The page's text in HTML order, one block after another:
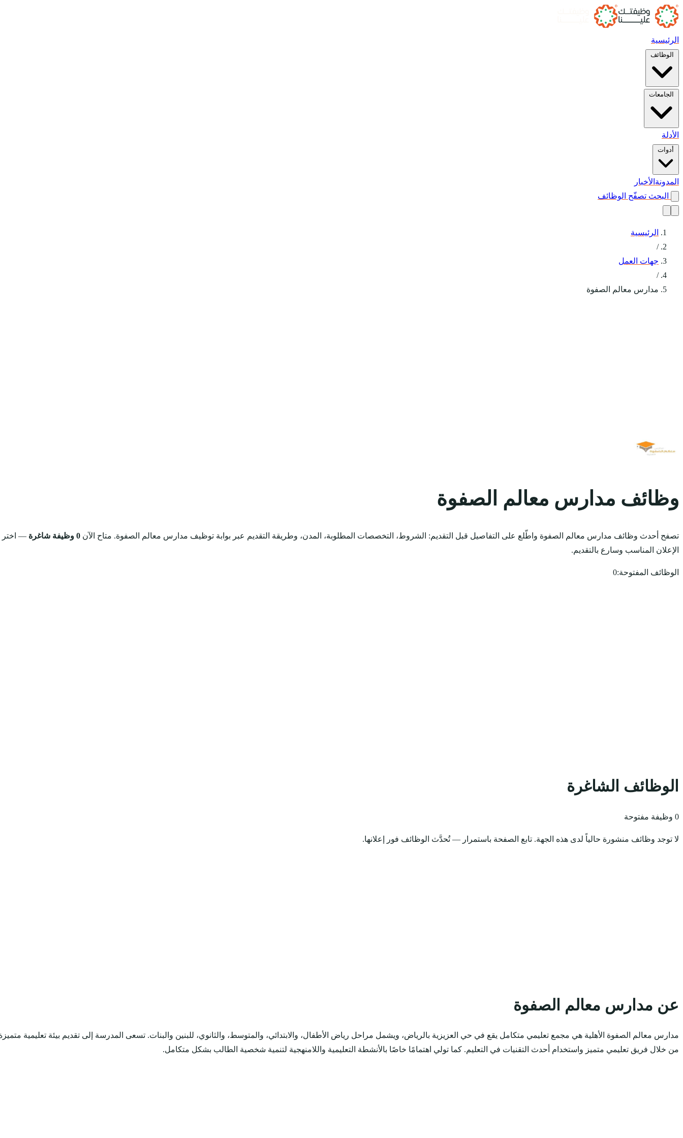
الرئيسية
الوظائف
الجامعات
الأدلة
أدوات
المدونة الأخبار
البحث تصفّح الوظائف
الرئيسية
/
جهات العمل
/
مدارس معالم الصفوة
وظائف مدارس معالم الصفوة
تصفح أحدث وظائف مدارس معالم الصفوة واطّلع على التفاصيل قبل التقديم: الشروط، التخصصات المطلوبة، المدن، وطريقة التقديم عبر بوابة توظيف مدارس معالم الصفوة. متاح الآن 0 وظيفة شاغرة
— اختر
الإعلان المناسب وسارع بالتقديم.
الوظائف المفتوحة:0
الوظائف الشاغرة
0 وظيفة مفتوحة
لا توجد وظائف منشورة حالياً لدى هذه الجهة. تابع الصفحة باستمرار — تُحدَّث الوظائف فور إعلانها.
عن مدارس معالم الصفوة
مدارس معالم الصفوة الأهلية هي مجمع تعليمي متكامل يقع في حي العزيزية بالرياض، ويشمل مراحل رياض الأطفال، والابتدائي، والمتوسط، والثانوي، للبنين والبنات. تسعى المدرسة إلى تقديم بيئة تعليمية
من خلال فريق تعليمي متميز واستخدام أحدث التقنيات في التعليم. كما تولي اهتمامًا خاصًا بالأنشطة التعليمية واللامنهجية لتنمية شخصية الطالب بشكل متكامل.